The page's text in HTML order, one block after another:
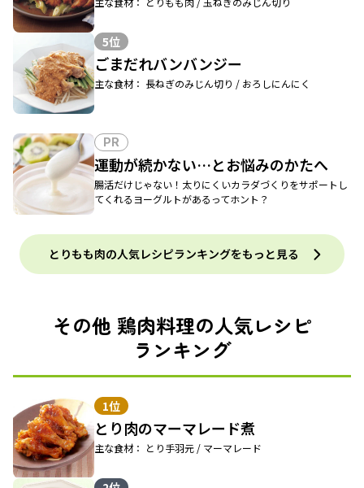
5位
ごまだれバンバンジー
主な食材： 長ねぎのみじん切り / おろしにんにく
PR
運動が続かない…とお悩みのかたへ
腸活だけじゃない！太りにくいカラダづくりをサポートし
てくれるヨーグルトがあるってホント？
とりもも肉の人気レシピランキングをもっと見る
その他 鶏肉料理の人気レシピ
ランキング
1位
とり肉のマーマレード煮
主な食材： とり手羽元 / マーマレード